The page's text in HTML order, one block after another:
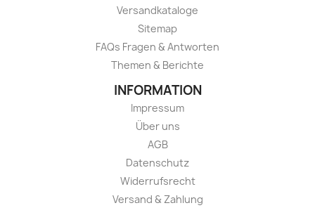
Versandkataloge
Sitemap
FAQs Fragen & Antworten
Themen & Berichte
INFORMATION
Impressum
Über uns
AGB
Datenschutz
Widerrufsrecht
Versand & Zahlung